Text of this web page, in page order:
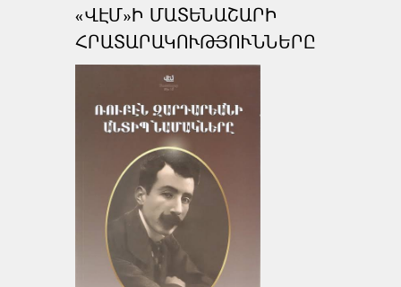
«ՎԷՄ»Ի ՄԱՏԵՆԱՇԱՐԻ
ՀՐԱՏԱՐԱԿՈՒԹՅՈՒՆՆԵՐԸ